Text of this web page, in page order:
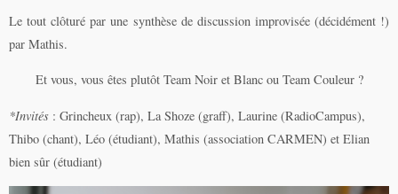
Le tout clôturé par une synthèse de discussion improvisée (décidément !)
par Mathis.
Et vous, vous êtes plutôt Team Noir et Blanc ou Team Couleur ?
*Invités : Grincheux (rap), La Shoze (graff), Laurine (RadioCampus),
Thibo (chant), Léo (étudiant), Mathis (association CARMEN) et Elian
bien sûr (étudiant)